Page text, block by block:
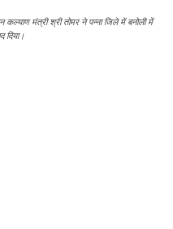
कल्याण मंत्री श्री तोमर ने पन्ना जिले में बनोली में
दिया।